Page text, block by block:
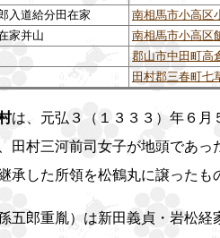
入道給分田在家
南相馬市小高区
家并山 南相馬市小高区
郡山市中田町高
田村郡三春町七
は、元弘３（１３３３）年６月
田村三河前司女子が地頭であ
承した所領を松鶴丸に譲ったも
孫五郎重胤）は新田義貞・岩松